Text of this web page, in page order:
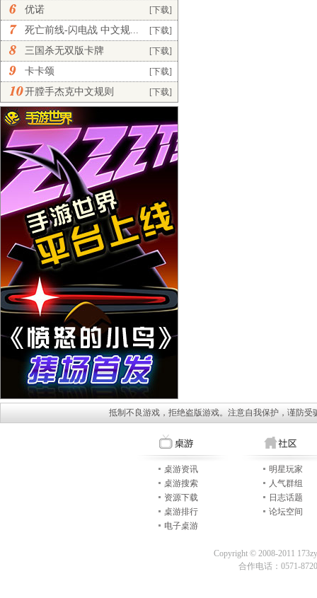
[下载]
优诺
[下载]
死亡前线-闪电战 中文规...
[下载]
三国杀无双版卡牌
[下载]
卡卡颂
[下载]
开膛手杰克中文规则
抵制不良游戏，拒绝盗版游戏。注意自我保护，谨防
桌游资讯
桌游搜索
资源下载
桌游排行
电子桌游
明星玩家
人气群组
日志话题
论坛空间
Copyright © 2008-2011
合作电话：0571-